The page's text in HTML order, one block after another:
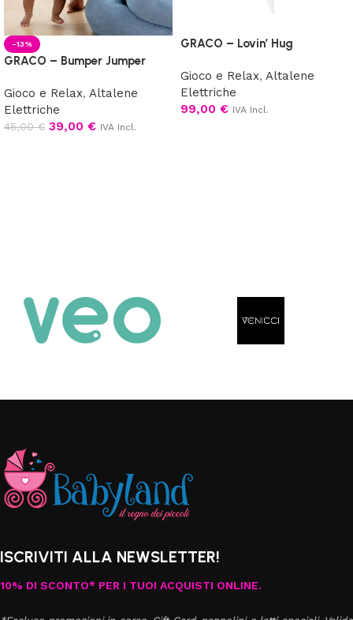
-13%
GRACO – Bumper Jumper
Gioco e Relax, Altalene
Elettriche
45,00€ 39,00 € IVA Incl.
GRACO – Lovin’ Hug
Gioco e Relax, Altalene
Elettriche
99,00 € IVA Incl.
ISCRIVITI ALLA NEWSLETTER!
10% DI SCONTO* PER I TUOI ACQUISTI ONLINE.